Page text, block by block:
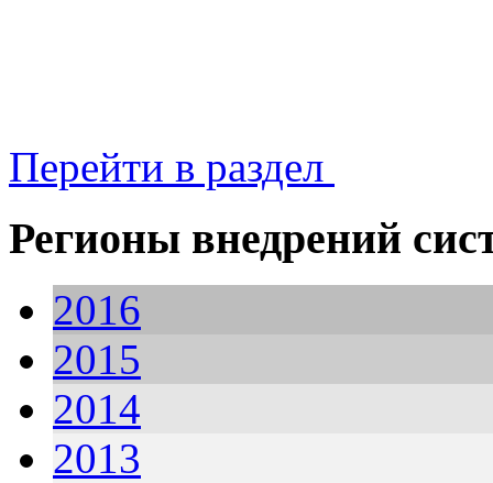
Перейти в раздел
Регионы внедрений
2016
2015
2014
2013